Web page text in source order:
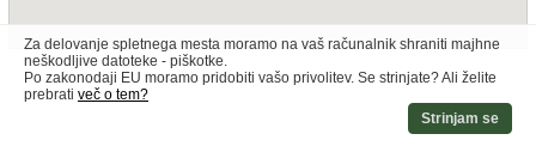
Za delovanje spletnega mesta moramo na vaš računalnik shraniti majhne
neškodljive datoteke - piškotke.
Po zakonodaji EU moramo pridobiti vašo privolitev. Se strinjate? Ali želite
prebrati več o tem?
Strinjam se